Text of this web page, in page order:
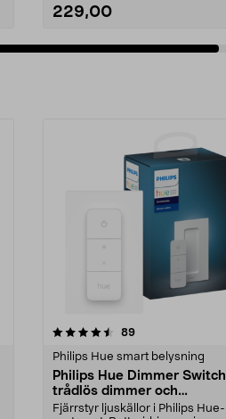
229,00
89recensioner
Philips Hue smart belysning
Philips Hue Dimmer Switch
trådlös dimmer och
fjärrkontroll
Fjärrstyr ljuskällor i Philips Hue-